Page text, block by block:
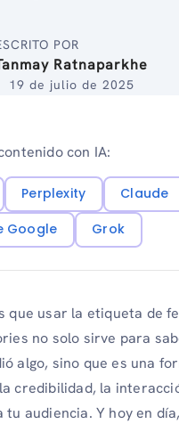
POR
Ratnaparkhe
19 de julio de 2025
con IA:
Perplexity
Claude
Google
Grok
que usar la etiqueta de
no solo sirve para
algo, sino que es una
credibilidad, la
audiencia. Y hoy en